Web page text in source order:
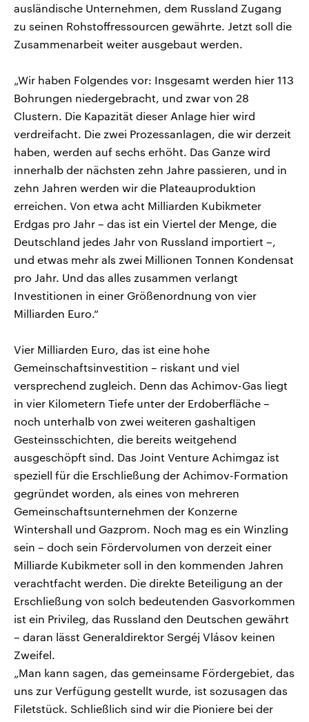
ausländische Unternehmen, dem Russland Zugang
zu seinen Rohstoffressourcen gewährte. Jetzt soll die
Zusammenarbeit weiter ausgebaut werden.
„Wir haben Folgendes vor: Insgesamt werden hier 113
Bohrungen niedergebracht, und zwar von 28
Clustern. Die Kapazität dieser Anlage hier wird
verdreifacht. Die zwei Prozessanlagen, die wir derzeit
haben, werden auf sechs erhöht. Das Ganze wird
innerhalb der nächsten zehn Jahre passieren, und in
zehn Jahren werden wir die Plateauproduktion
erreichen. Von etwa acht Milliarden Kubikmeter
Erdgas pro Jahr – das ist ein Viertel der Menge, die
Deutschland jedes Jahr von Russland importiert –,
und etwas mehr als zwei Millionen Tonnen Kondensat
pro Jahr. Und das alles zusammen verlangt
Investitionen in einer Größenordnung von vier
Milliarden Euro.“
Vier Milliarden Euro, das ist eine hohe
Gemeinschaftsinvestition – riskant und viel
versprechend zugleich. Denn das Achimov-Gas liegt
in vier Kilometern Tiefe unter der Erdoberfläche –
noch unterhalb von zwei weiteren gashaltigen
Gesteinsschichten, die bereits weitgehend
ausgeschöpft sind. Das Joint Venture Achimgaz ist
speziell für die Erschließung der Achimov-Formation
gegründet worden, als eines von mehreren
Gemeinschaftsunternehmen der Konzerne
Wintershall und Gazprom. Noch mag es ein Winzling
sein – doch sein Fördervolumen von derzeit einer
Milliarde Kubikmeter soll in den kommenden Jahren
verachtfacht werden. Die direkte Beteiligung an der
Erschließung von solch bedeutenden Gasvorkommen
ist ein Privileg, das Russland den Deutschen gewährt
– daran lässt Generaldirektor Sergéj Vlásov keinen
Zweifel.
„Man kann sagen, das gemeinsame Fördergebiet, das
uns zur Verfügung gestellt wurde, ist sozusagen das
Filetstück. Schließlich sind wir die Pioniere bei der